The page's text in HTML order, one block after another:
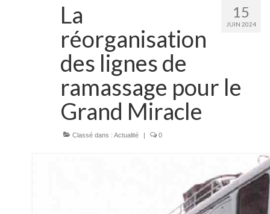
15
JUIN 2024
La
réorganisation
des lignes de
ramassage pour le
Grand Miracle
Classé dans : Actualité | 0